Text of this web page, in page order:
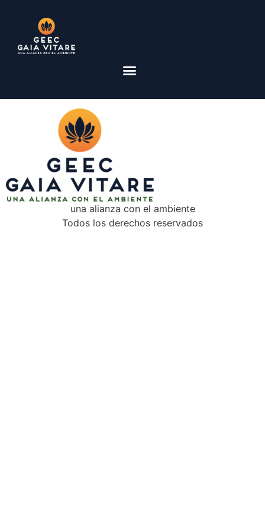
una alianza con el ambiente
Todos los derechos reservados